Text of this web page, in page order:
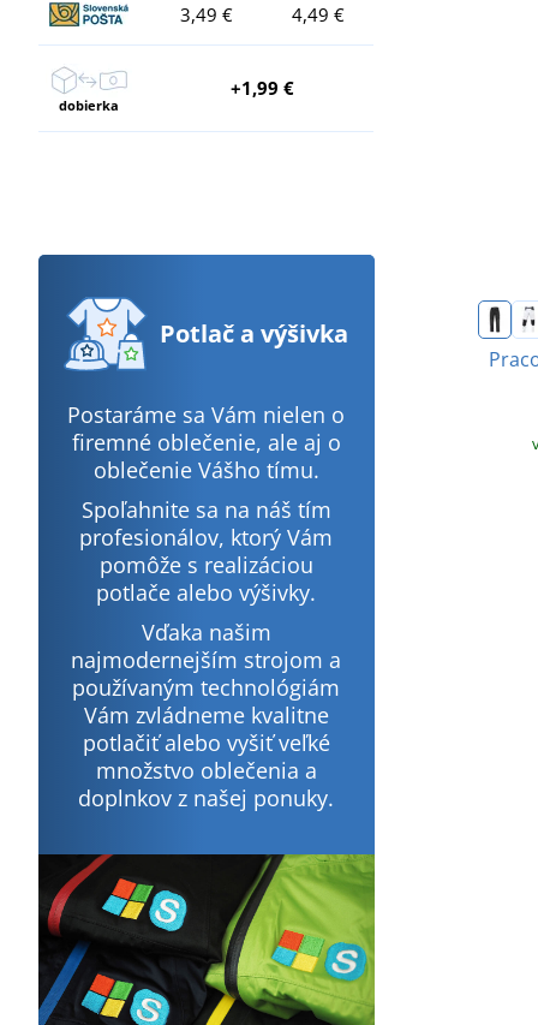
3,49 € 4,49 €
dobierka
+1,99 €
Potlača výšivka
Postaráme sa Vám nielen o
firemné oblečenie, ale aj o
oblečenie Vášho tímu.
Spoľahnite sa na náš tím
profesionálov, ktorý Vám
pomôže s realizáciou
potlače alebo výšivky.
Vďaka našim
najmodernejším strojom a
používaným technológiám
Vám zvládneme kvalitne
potlačiť alebo vyšiť veľké
množstvo oblečenia a
doplnkov z našej ponuky.